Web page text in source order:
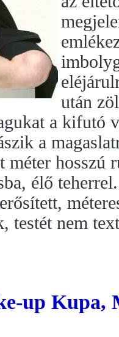
után
a kifutó
a
méter hosszú
élő
testét nem
up Kupa,